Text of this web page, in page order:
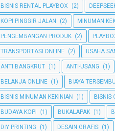
BISNIS RENTAL PLAYBOX (2)
KOPI PINGGIR JALAN (2) MINUMAN
PENGEMBANGAN PRODUK (2)
TRANSPORTASI ONLINE (2) USAHA
ANTI BANGKRUT (1) ANTI-USANG (1)
BELANJA ONLINE (1) BIAYA
BISNIS MINUMAN KEKINIAN (1) BISNIS
BUDAYA KOPI (1) BUKALAPAK (1)
DIY PRINTING (1) DESAIN GRAFIS (1)